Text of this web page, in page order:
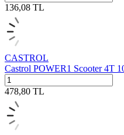
136,08 TL
CASTROL
Castrol POWER1 Scooter 4T
478,80 TL